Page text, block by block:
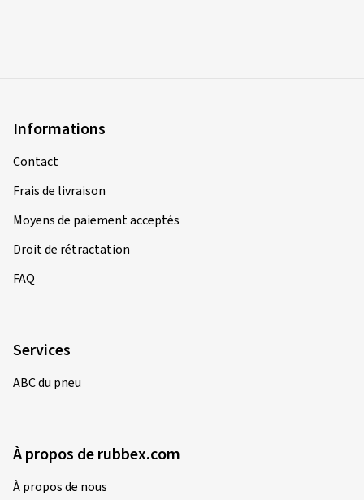
Informations
Contact
Frais de livraison
Moyens de paiement acceptés
Droit de rétractation
FAQ
Services
ABC du pneu
À propos de rubbex.com
À propos de nous